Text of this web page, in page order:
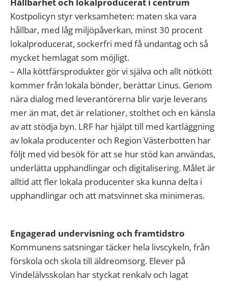
Kostpolicyn styr verksamheten: maten ska vara
hållbar, med låg miljöpåverkan, minst 30 procent
lokalproducerat, sockerfri med få undantag och så
mycket hemlagat som möjligt.
– Alla köttfärsprodukter gör vi själva och allt nötkött
kommer från lokala bönder, berättar Linus. Genom
nära dialog med leverantörerna blir varje leverans
mer än mat, det är relationer, stolthet och en känsla
av att stödja byn. LRF har hjälpt till med kartläggning
av lokala producenter och Region Västerbotten har
följt med vid besök för att se hur stöd kan användas,
underlätta upphandlingar och digitalisering. Målet är
alltid att fler lokala producenter ska kunna delta i
upphandlingar och att matsvinnet ska minimeras.
Engagerad undervisning och framtidstro
Kommunens satsningar täcker hela livscykeln, från
förskola och skola till äldreomsorg. Elever på
Vindelälvsskolan har styckat renkalv och lagat